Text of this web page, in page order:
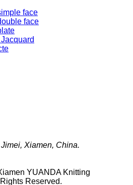
face
face
Xiamen, China.
YUANDA Knitting
Reserved.